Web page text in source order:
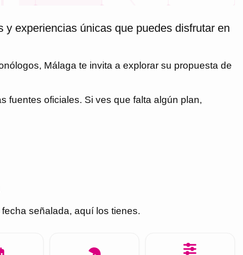
experiencias únicas que puedes disfrutar en
Málaga te invita a explorar su propuesta de
fuentes oficiales. Si ves que falta algún plan,
señalada, aquí los tienes.